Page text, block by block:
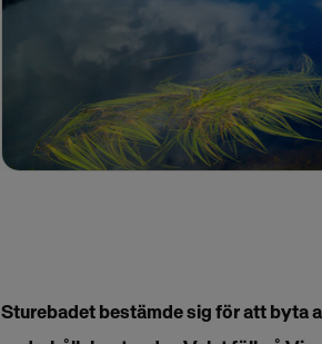
Sturebadet bestämde sig för att byta